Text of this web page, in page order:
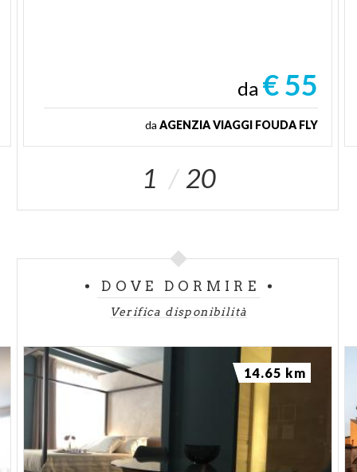
da € 55
da AGENZIA VIAGGI FOUDA FLY
1 20
DOVE DORMIRE
Verifica disponibilità
14.65 km